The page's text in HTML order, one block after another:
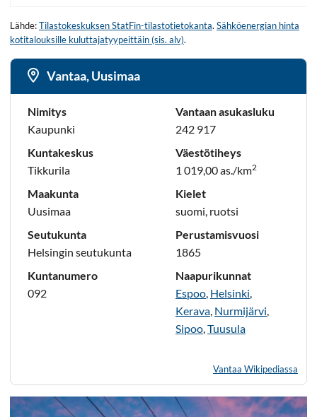
Lähde:Tilastokeskuksen StatFin-tilastotietokanta. Sähköenergian hinta
kotitalouksille kuluttajatyypeittäin (sis. alv).
Vantaa, Uusimaa
Nimitys
Kaupunki
Kuntakeskus
Tikkurila
Maakunta
Uusimaa
Seutukunta
Helsingin seutukunta
Kuntanumero
092
Vantaan asukasluku
242 917
Väestötiheys
1 019,00 as./km2
Kielet
suomi, ruotsi
Perustamisvuosi
1865
Naapurikunnat
Espoo Helsinki
Kerava Nurmijärvi
Sipoo Tuusula
Vantaa Wikipediassa